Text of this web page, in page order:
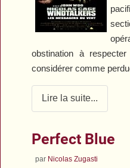
obstination à
considérer comme
Lire la suite...
Perfect Blue
par Nicolas Zugasti